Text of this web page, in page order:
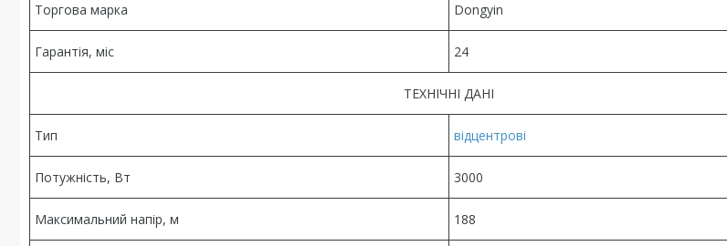
Торгова марка Dongyin
Гарантія, міс 24
ТЕХНІЧНІ ДАНІ
Тип відцентрові
Потужність, Вт 3000
Максимальний напір, м 188